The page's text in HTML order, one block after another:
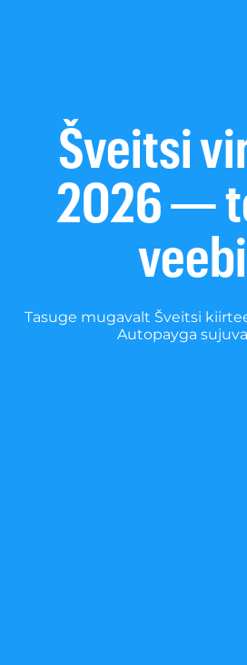
Šveitsi
2026 —
Tasuge mugavalt Šveitsi
Autopayga